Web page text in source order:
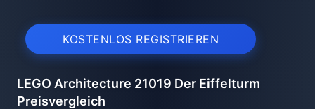
KOSTENLOS REGISTRIEREN
LEGO Architecture 21019 Der Eiffelturm
Preisvergleich